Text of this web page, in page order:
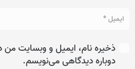
ذخیره نام، ایمیل و وبسایت من
دوباره دیدگاهی می‌نویسم.